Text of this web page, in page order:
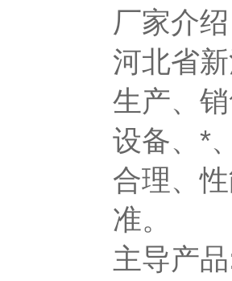
厂家介
河北省
生产、
设备、*
合理、
准。
主导产